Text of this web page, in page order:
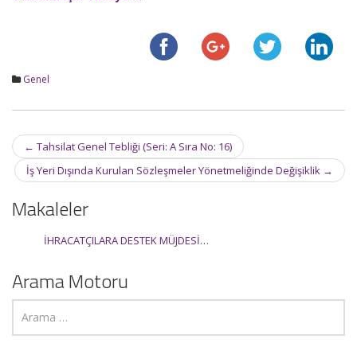
Genel
Post
navigation
← Tahsilat Genel Tebliği (Seri: A Sıra No: 16)
İş Yeri Dışında Kurulan Sözleşmeler Yönetmeliğinde Değişiklik →
Makaleler
İHRACATÇILARA DESTEK MÜJDESİ…
Arama Motoru